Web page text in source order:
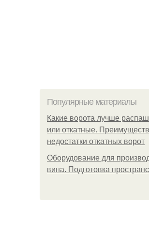
Популярные материалы
Какие ворота лучше
или откатные.
недостатки откатных ворот
Оборудование для
вина. Подготовка